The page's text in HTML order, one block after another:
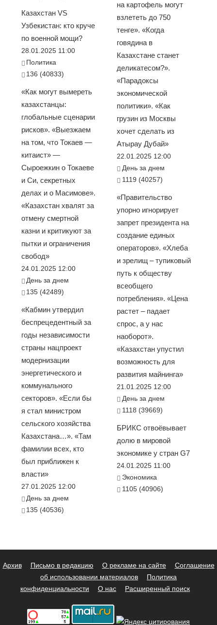
Казахстан VS
Узбекистан: кто круче
по военной мощи?
28.01.2025 11:00
Политика
136 (40833)
«Как могут вымереть
казахстанцы:
глобальные сценарии
рисков». «Выезжаем
на том, что Токаев —
китаист» —
Сыроежкин о Токаеве
и Си, секретных
делах и о Масимове».
«Казахстан хвалят за
отмену смертной
казни и критикуют за
пытки и ограничения
свобод»
24.01.2025 12:00
День за днем
135 (42489)
«Кабмин утвердил
беспрецедентный за
годы независимости
страны нацпроект
модернизации
энергетического и
коммунального
секторов». «Если бы
я стал министром
сельского хозяйства
Казахстана…». «Там
фамилии всех, кто
был приближен к
власти»
27.01.2025 12:00
День за днем
135 (40536)
на картофель могут
взлететь до 750
тенге». «Когда
говядина в
Казахстане станет
деликатесом?».
«Парадоксы
экономической
политики». «Как
грузин из Москвы
хочет сделать из
Атырау Дубай»
22.01.2025 12:00
День за днем
1119 (40257)
«Правительство
упорно игнорирует
запрет президента на
создание единых
операторов». «Хлеба
и зрелищ – тупиковый
путь к обществу
всеобщего
потребления». «Цена
растет – падает
спрос, а у нас
наоборот».
«Казахстан упустил
возможность для
развития майнинга»
21.01.2025 12:00
День за днем
1118 (39669)
БРИКС отвоёвывает
долю в мировой
экономике у стран G7
24.01.2025 11:00
Экономика
1105 (40906)
Архив Письмо в редакцию О рекламе на сайте
Соглашение
об использовании материалов
Политика
конфиденциальности
О нас Расширенный поиск